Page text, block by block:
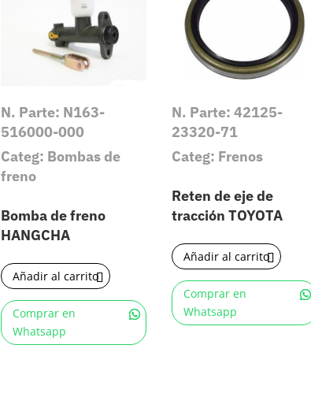
N. Parte: N163-
516000-000
Categ: Bombas de
freno
Bomba de freno
HANGCHA
Añadir al carrito
Comprar en
Whatsapp
N. Parte: 42125-
23320-71
Categ: Frenos
Reten de eje de
tracción TOYOTA
Añadir al carrito
Comprar en
Whatsapp